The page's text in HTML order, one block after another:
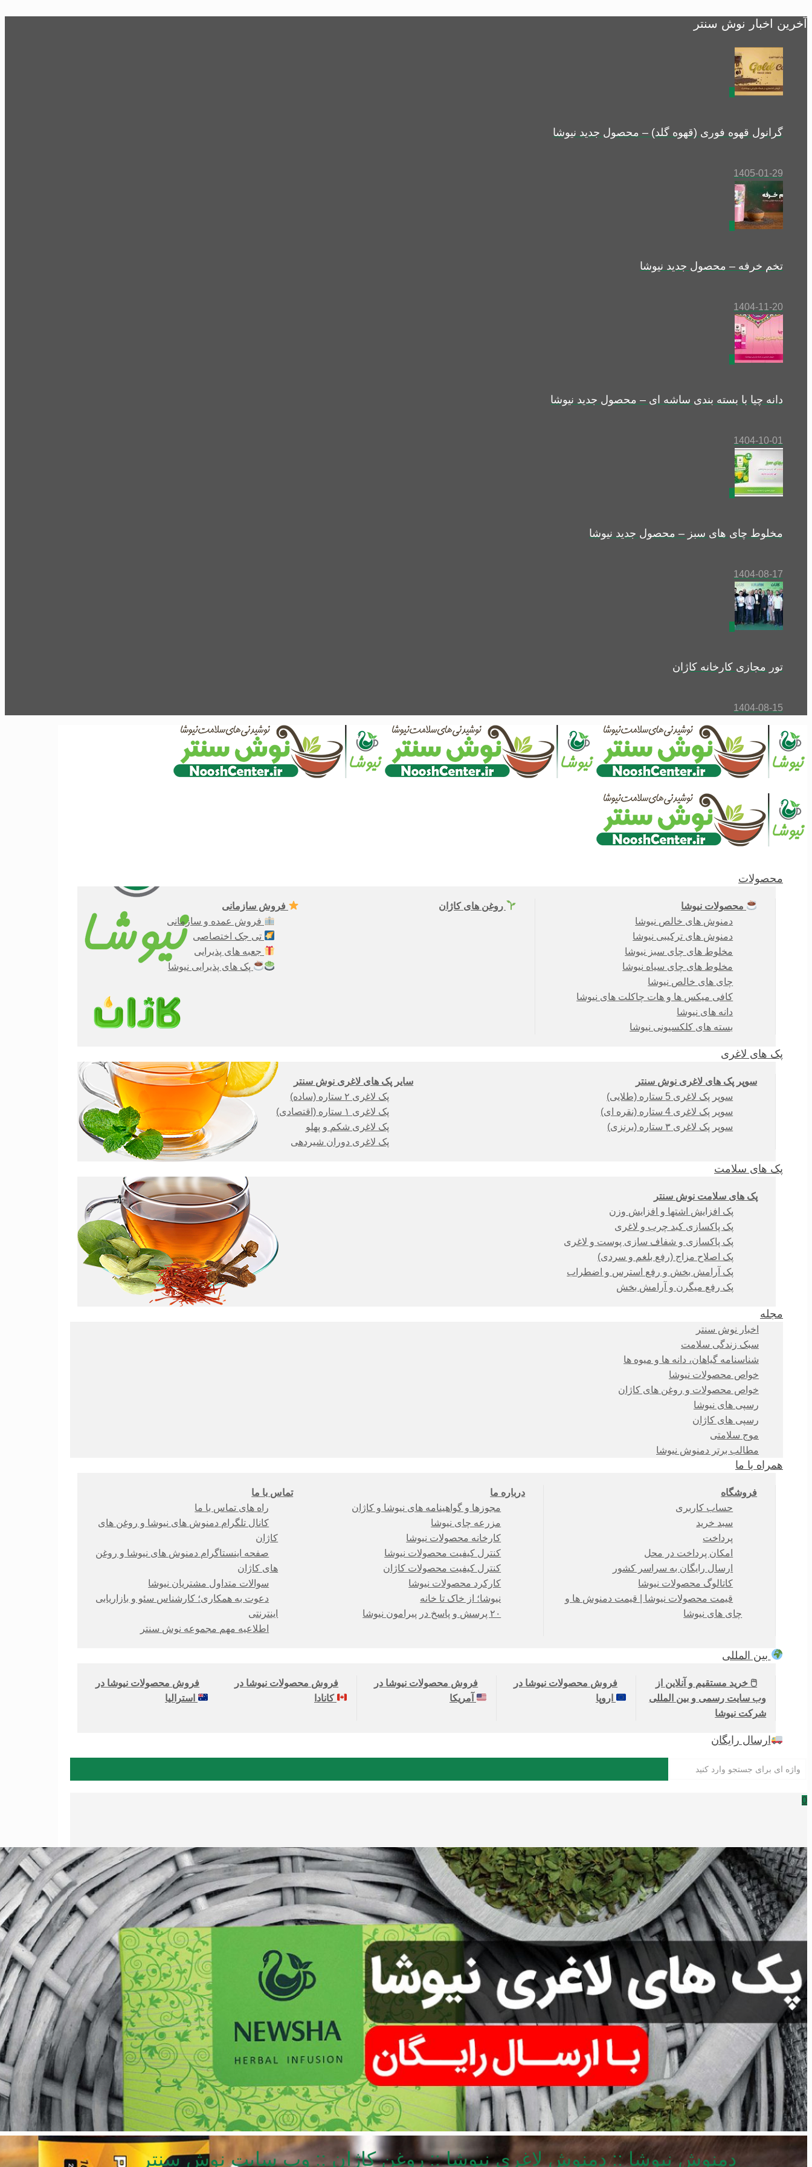
آخرین اخبار نوش سنتر
گرانول قهوه فوری (قهوه گلد) – محصول جدید نیوشا
1405-01-29
تخم خرفه – محصول جدید نیوشا
1404-11-20
دانه چیا با بسته بندی ساشه ای – محصول جدید نیوشا
1404-10-01
مخلوط چای های سبز – محصول جدید نیوشا
1404-08-17
تور مجازی کارخانه کاژان
1404-08-15
محصولات
محصولات نیوشا
دمنوش های خالص نیوشا
دمنوش های ترکیبی نیوشا
مخلوط های چای سبز نیوشا
مخلوط های چای سیاه نیوشا
چای های خالص نیوشا
کافی میکس ها و هات چاکلت های نیوشا
دانه های نیوشا
بسته های کلکسیونی نیوشا
روغن های کاژان
فروش سازمانی
فروش عمده و سازمانی
تی جک اختصاصی
جعبه های پذیرایی
پک های پذیرایی نیوشا
پک های لاغری
سوپر پک های لاغری نوش سنتر
سوپر پک لاغری 5 ستاره (طلایی)
سوپر پک لاغری 4 ستاره (نقره ای)
سوپر پک لاغری ۳ ستاره (برنزی)
سایر پک های لاغری نوش سنتر
پک لاغری ۲ ستاره (ساده)
پک لاغری ۱ ستاره (اقتصادی)
پک لاغری شکم و پهلو
پک لاغری دوران شیردهی
پک های سلامت
پک های سلامت نوش سنتر
پک افزایش اشتها و افزایش وزن
پک پاکسازی کبد چرب و لاغری
پک پاکسازی و شفاف سازی پوست و لاغری
پک اصلاح مزاج (رفع بلغم و سردی)
پک آرامش بخش و رفع استرس و اضطراب
پک رفع میگرن و آرامش بخش
مجله
اخبار نوش سنتر
سبک زندگی سلامت
شناسنامه گیاهان، دانه ها و میوه ها
خواص محصولات نیوشا
خواص محصولات و روغن های کاژان
رسپی های نیوشا
رسپی های کاژان
موج سلامتی
مطالب برتر دمنوش نیوشا
همراه با ما
فروشگاه
حساب کاربری
سبد خرید
پرداخت
امکان پرداخت در محل
ارسال رایگان به سراسر کشور
کاتالوگ محصولات نیوشا
قیمت محصولات نیوشا | قیمت دمنوش ها و
چای های نیوشا
درباره ما
مجوزها و گواهینامه های نیوشا و کاژان
مزرعه چای نیوشا
کارخانه محصولات نیوشا
کنترل کیفیت محصولات نیوشا
کنترل کیفیت محصولات کاژان
کارکرد محصولات نیوشا
نیوشا؛ از خاک تا خانه
۲۰ پرسش و پاسخ در پیرامون نیوشا
تماس با ما
راه های تماس با ما
کانال تلگرام دمنوش های نیوشا و روغن های
کاژان
صفحه اینستاگرام دمنوش های نیوشا و روغن
های کاژان
سوالات متداول مشتریان نیوشا
دعوت به همکاری؛ کارشناس سئو و بازاریابی
اینترنتی
اطلاعیه مهم مجموعه نوش سنتر
بین المللی
🖱 خرید مستقیم و آنلاین از
وب سایت رسمی و بین المللی
شرکت نیوشا
فروش محصولات نیوشا در
اروپا
فروش محصولات نیوشا در
آمریکا
فروش محصولات نیوشا در
کانادا
فروش محصولات نیوشا در
استرالیا
ارسال رایگان
0
دمنوش نیوشا::دمنوش لاغری نیوشا::روغن کاژان :: وب سایت نوش سنتر